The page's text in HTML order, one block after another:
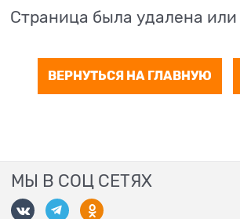
Страница была удалена
ВЕРНУТЬСЯ НА ГЛАВНУЮ
МЫ В СОЦ СЕТЯХ